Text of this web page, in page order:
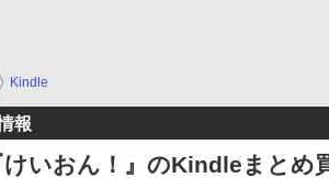
Kindle
報
けいおん！』のKindleまとめ